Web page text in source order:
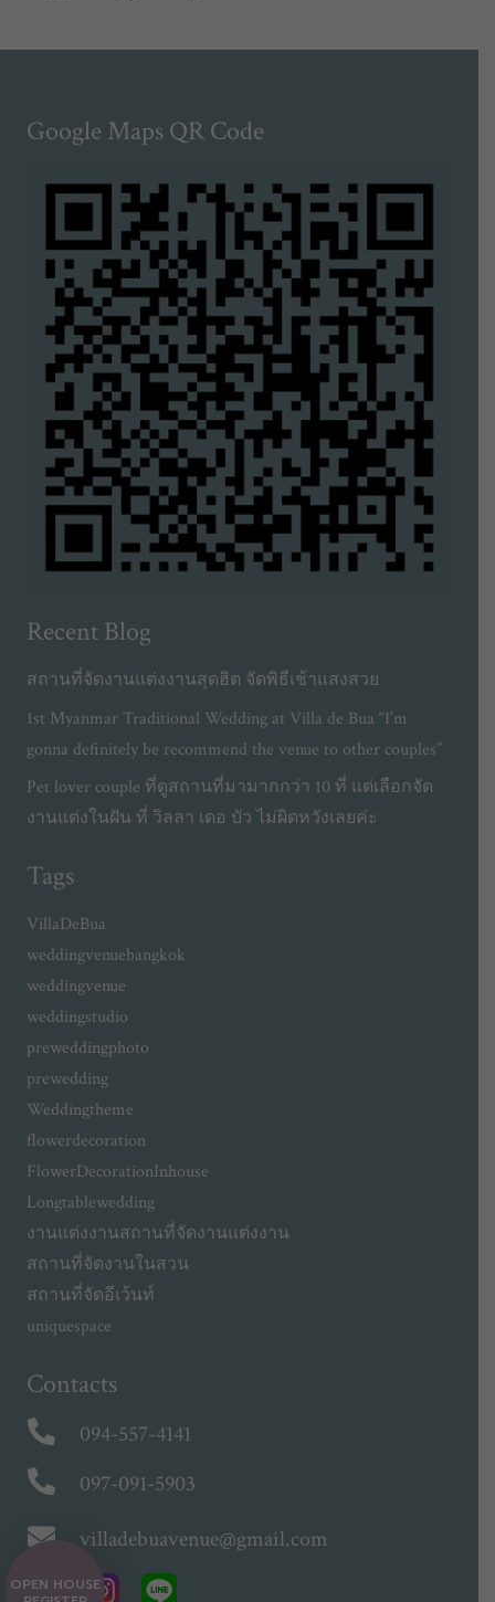
Google Maps QR Code
Recent Blog
สถานที่จัดงานแต่งงานสุดฮิต จัดพิธีเช้าแสงสวย
1st Myanmar Traditional Wedding at Villa de Bua “I’m
gonna definitely be recommend the venue to other couples”
Pet lover couple ที่ดูสถานที่มามากกว่า 10 ที่ แต่เลือกจัด
งานแต่งในฝัน ที่ วิลลา เดอ บัว ไม่ผิดหวังเลยค่ะ
Tags
VillaDeBua
weddingvenuebangkok
weddingvenue
weddingstudio
preweddingphoto
prewedding
Weddingtheme
flowerdecoration
FlowerDecorationInhouse
Longtablewedding
งานแต่งงานสถานที่จัดงานแต่งงาน
สถานที่จัดงานในสวน
สถานที่จัดอีเว้นท์
uniquespace
Contacts
094-557-4141
097-091-5903
villadebuavenue@gmail.com
OPEN HOUSE